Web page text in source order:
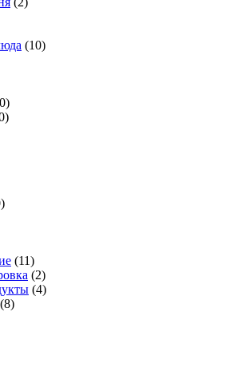
(10)
(11)
(2)
(4)
(8)